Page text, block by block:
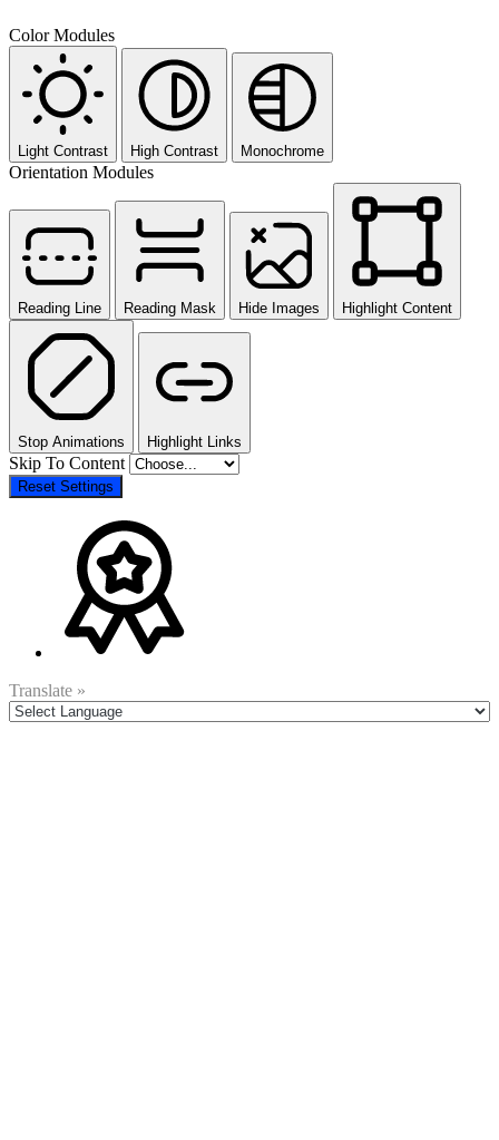
Color Modules
Light Contrast High Contrast Monochrome
Orientation Modules
Reading Line Reading Mask Hide Images Highlight Content
Stop Animations Highlight Links
Skip To Content
Reset Settings
Translate »